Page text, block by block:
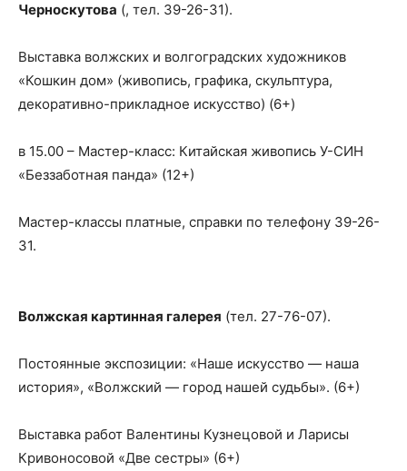
Черноскутова (, тел. 39-26-31).
Выставка волжских и волгоградских художников
«Кошкин дом» (живопись, графика, скульптура,
декоративно-прикладное искусство) (6+)
в 15.00 – Мастер-класс: Китайская живопись У-СИН
«Беззаботная панда» (12+)
Мастер-классы платные, справки по телефону 39-26-
31.
Волжская картинная галерея (тел. 27-76-07).
Постоянные экспозиции: «Наше искусство — наша
история», «Волжский — город нашей судьбы». (6+)
Выставка работ Валентины Кузнецовой и Ларисы
Кривоносовой «Две сестры» (6+)